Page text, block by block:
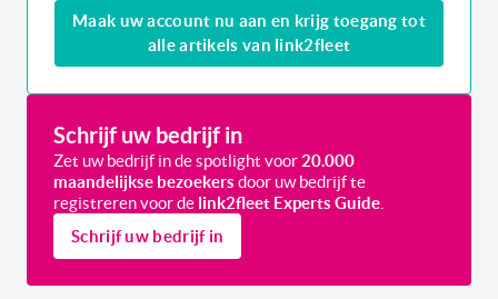
Maak uw account nu aan en krijg toegang tot
alle artikels van link2fleet
Schrijf uw bedrijf in
Zet uw bedrijf in de spotlight voor20.000
maandelijkse bezoekers door uw bedrijf te
registreren voor de link2fleet Experts Guide.
Schrijf uw bedrijf in